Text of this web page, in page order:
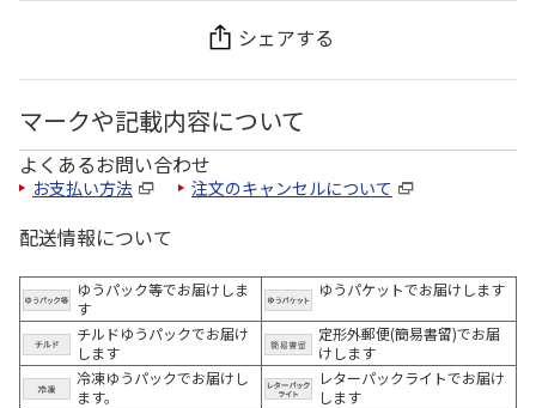
シェアする
マークや記載内容について
よくあるお問い合わせ
お支払い方法 注文のキャンセルについて
配送情報について
ゆうパック等でお届けしま
す
ゆうパケットでお届けします
チルドゆうパックでお届け
します
定形外郵便(簡易書留)でお届
けします
冷凍ゆうパックでお届けし
ます。
レターパックライトでお届け
します